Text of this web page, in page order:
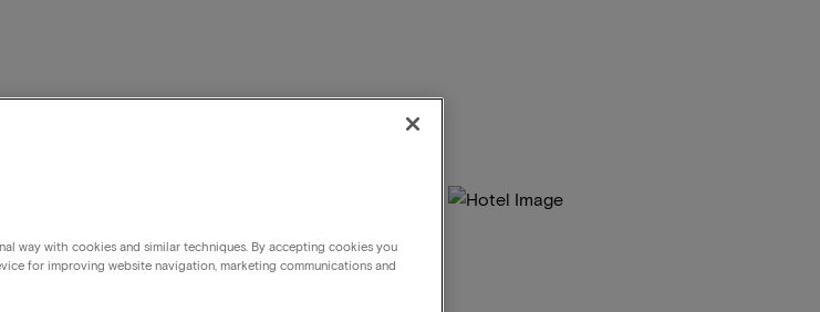
way with cookies and similar techniques. By accepting cookies you
for improving website navigation, marketing communications and